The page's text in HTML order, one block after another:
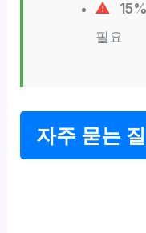
15%
필요
자주 묻는